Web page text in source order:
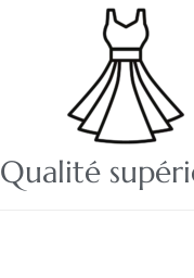
Qualité